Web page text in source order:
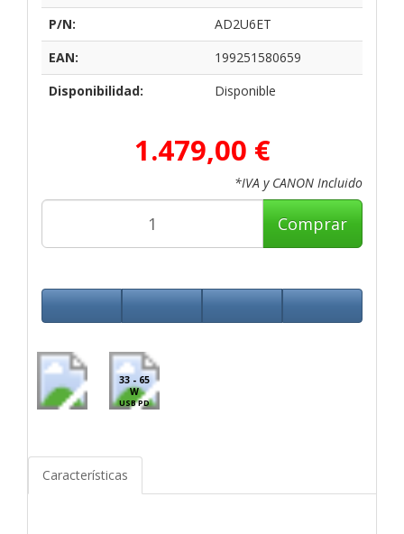
P/N:
AD2U6ET
EAN:
199251580659
Disponibilidad:
Disponible
1.479,00 €
*IVA y CANON Incluido
Comprar
33 - 65
W
USB PD
Características